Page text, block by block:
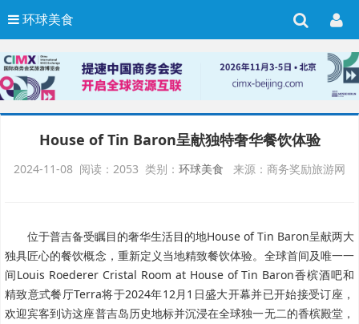
环球美食
House of Tin Baron呈献独特奢华餐饮体验
2024-11-08 阅读：2053 类别： 环球美食 来源：商务奖励旅游网
位于普吉备受瞩目的奢华生活目的地House of Tin Baron呈献两大
独具匠心的餐饮概念，重新定义当地精致餐饮体验。全球首间及唯一一
间Louis Roederer Cristal Room at House of Tin Baron香槟酒吧和
精致意式餐厅Terra将于2024年12月1日盛大开幕并已开始接受订座，
欢迎宾客到访这座普吉岛历史地标并沉浸在全球独一无二的香槟殿堂，